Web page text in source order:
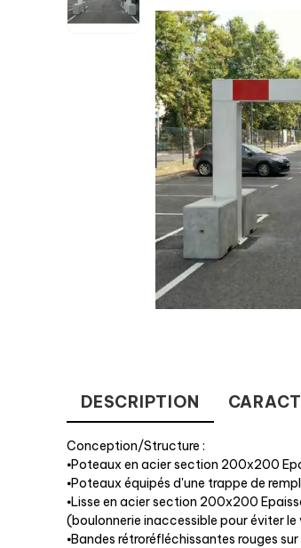
DESCRIPTION
Conception/Structure :
⦁Poteaux en acier section 200x200
⦁Poteaux équipés d'une trappe de
⦁Lisse en acier section 200x200
(boulonnerie inaccessible pour éviter le
⦁Bandes rétroréfléchissantes rouges